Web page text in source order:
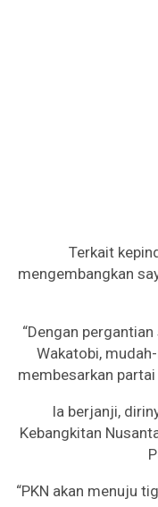
Terkait
mengembangkan
“Dengan
Wakatobi,
membesarkan partai
Ia berjanji,
Kebangkitan
“PKN akan menuju